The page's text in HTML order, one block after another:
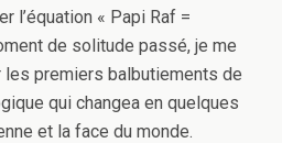
l’équation « Papi Raf =
de solitude passé, je me
premiers balbutiements de
qui changea en quelques
et la face du monde.